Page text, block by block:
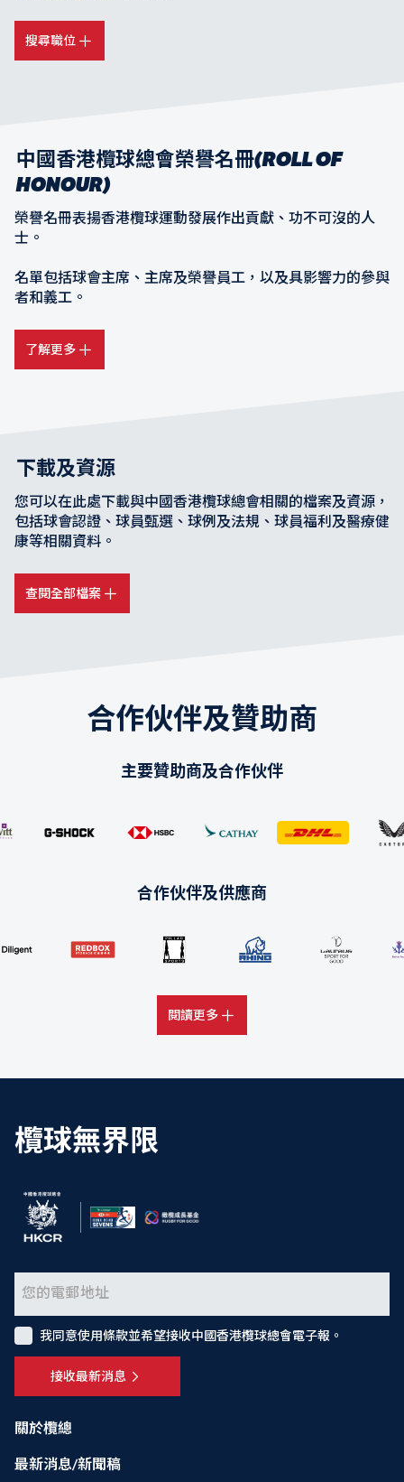
搜尋職位
中國香港欖球總會榮譽名冊(ROLL OF
HONOUR)
榮譽名冊表揚香港欖球運動發展作出貢獻、功不可沒的人
士。
名單包括球會主席、主席及榮譽員工，以及具影響力的參與
者和義工。
了解更多
下載及資源
您可以在此處下載與中國香港欖球總會相關的檔案及資源，
包括球會認證、球員甄選、球例及法規、球員福利及醫療健
康等相關資料。
查閱全部檔案
合作伙伴及贊助商
主要贊助商及合作伙伴
合作伙伴及供應商
閱讀更多
欖球無界限
關於欖總
最新消息/新聞稿
接收最新消息
我同意使用條款並希望接收中國香港欖球總會電子報。